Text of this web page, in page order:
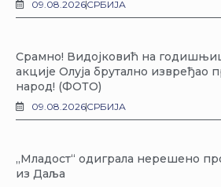
09.08.2026СРБИЈА
Срамно! Видојковић на
акције Олуја брутално извређао
народ! (ФОТО)
09.08.2026СРБИЈА
„Младост“ одиграла нерешено
из Даља